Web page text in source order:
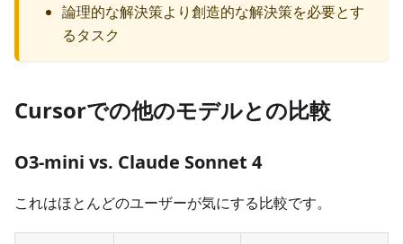
論理的な解決策より創造的な解決策を必要とす
るタスク
Cursorでの他のモデルとの比較
O3-mini vs. Claude Sonnet 4
これはほとんどのユーザーが気にする比較です。